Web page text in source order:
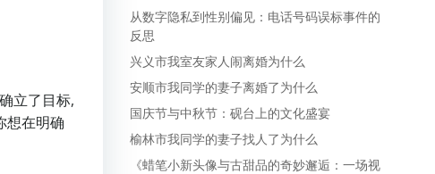
立了目标,
想在明确
从数字隐私到性别偏见：电话号码误标事件的
反思
兴义市我室友家人闹离婚为什么
安顺市我同学的妻子离婚了为什么
国庆节与中秋节：砚台上的文化盛宴
榆林市我同学的妻子找人了为什么
《蜡笔小新头像与古甜品的奇妙邂逅：一场视